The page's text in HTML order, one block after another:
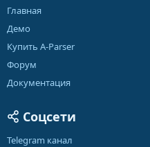
Главная
Демо
Купить A-Parser
Форум
Документация
Соцсети
Telegram канал